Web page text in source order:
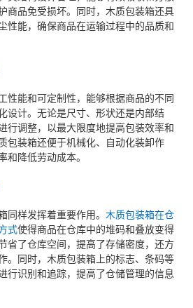
商品免受损坏。同时，木质包装箱还具
性能，确保商品在运输过程中的品质和
性能和可定制性，能够根据商品的不同
设计。无论是尺寸、形状还是内部结
行调整，以最大限度地提高包装效率和
包装箱还便于机械化、自动化装卸作
和降低劳动成本。
样发挥着重要作用。 木质包装箱在仓
式使得商品在仓库中的堆码和叠放变得
省了仓库空间，提高了存储密度，还方
。同时，木质包装箱上的标志、条码等
行识别和追踪，提高了仓储管理的信息